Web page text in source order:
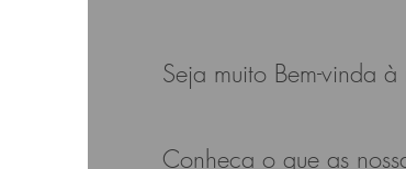
Seja muito Bem-vinda
Conheça o que as